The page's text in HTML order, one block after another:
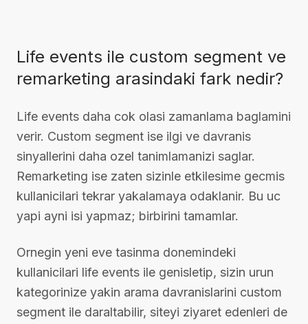
Life events ile custom segment ve
remarketing arasindaki fark nedir?
Life events daha cok olasi zamanlama baglamini
verir. Custom segment ise ilgi ve davranis
sinyallerini daha ozel tanimlamanizi saglar.
Remarketing ise zaten sizinle etkilesime gecmis
kullanicilari tekrar yakalamaya odaklanir. Bu uc
yapi ayni isi yapmaz; birbirini tamamlar.
Ornegin yeni eve tasinma donemindeki
kullanicilari life events ile genisletip, sizin urun
kategorinize yakin arama davranislarini custom
segment ile daraltabilir, siteyi ziyaret edenleri de